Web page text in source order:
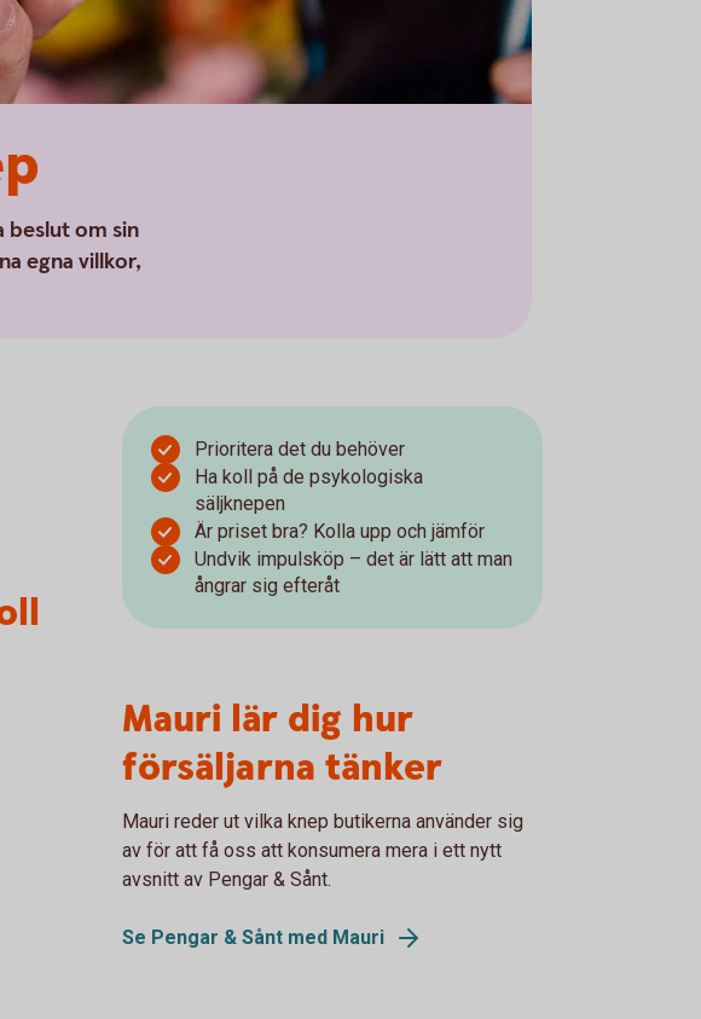
beslut om sin
egna villkor,
Prioritera det du behöver
Ha koll på de psykologiska
säljknepen
Är priset bra? Kolla upp och jämför
Undvik impulsköp – det är lätt att man
ångrar sig efteråt
Mauri lär dig hur
försäljarna tänker
Mauri reder ut vilka knep butikerna använder sig
av för att få oss att konsumera mera i ett nytt
avsnitt av Pengar & Sånt.
Se Pengar & Sånt med Mauri